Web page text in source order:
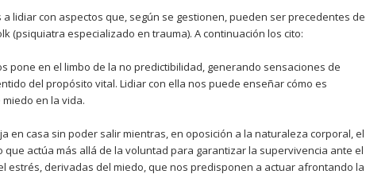
lidiar con aspectos que, según se gestionen, pueden ser precedentes de
(psiquiatra especializado en trauma). A continuación los cito:
pone en el limbo de la no predictibilidad, generando sensaciones de
del propósito vital. Lidiar con ella nos puede enseñar cómo es
en la vida.
en casa sin poder salir mientras, en oposición a la naturaleza corporal, el
que actúa más allá de la voluntad para garantizar la supervivencia ante el
estrés, derivadas del miedo, que nos predisponen a actuar afrontando la